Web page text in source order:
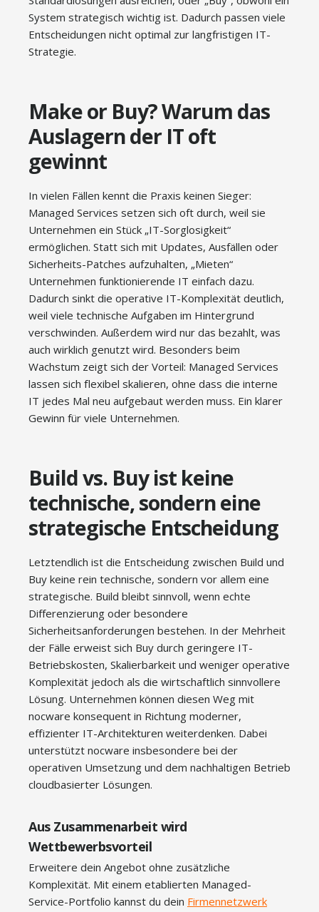
System strategisch wichtig ist. Dadurch passen viele
Entscheidungen nicht optimal zur langfristigen IT-
Strategie.
Make or Buy? Warum das
Auslagern der IT oft
gewinnt
In vielen Fällen kennt die Praxis keinen Sieger:
Managed Services setzen sich oft durch, weil sie
Unternehmen ein Stück „IT-Sorglosigkeit“
ermöglichen. Statt sich mit Updates, Ausfällen oder
Sicherheits-Patches aufzuhalten, „Mieten“
Unternehmen funktionierende IT einfach dazu.
Dadurch sinkt die operative IT-Komplexität deutlich,
weil viele technische Aufgaben im Hintergrund
verschwinden. Außerdem wird nur das bezahlt, was
auch wirklich genutzt wird. Besonders beim
Wachstum zeigt sich der Vorteil: Managed Services
lassen sich flexibel skalieren, ohne dass die interne
IT jedes Mal neu aufgebaut werden muss. Ein klarer
Gewinn für viele Unternehmen.
Build vs. Buy ist keine
technische, sondern eine
strategische Entscheidung
Letztendlich ist die Entscheidung zwischen Build und
Buy keine rein technische, sondern vor allem eine
strategische. Build bleibt sinnvoll, wenn echte
Differenzierung oder besondere
Sicherheitsanforderungen bestehen. In der Mehrheit
der Fälle erweist sich Buy durch geringere IT-
Betriebskosten, Skalierbarkeit und weniger operative
Komplexität jedoch als die wirtschaftlich sinnvollere
Lösung. Unternehmen können diesen Weg mit
nocware konsequent in Richtung moderner,
effizienter IT-Architekturen weiterdenken. Dabei
unterstützt nocware insbesondere bei der
operativen Umsetzung und dem nachhaltigen Betrieb
cloudbasierter Lösungen.
Aus Zusammenarbeit wird
Wettbewerbsvorteil
Erweitere dein Angebot ohne zusätzliche
Komplexität. Mit einem etablierten Managed-
Service-Portfolio kannst du dein Firmennetzwerk